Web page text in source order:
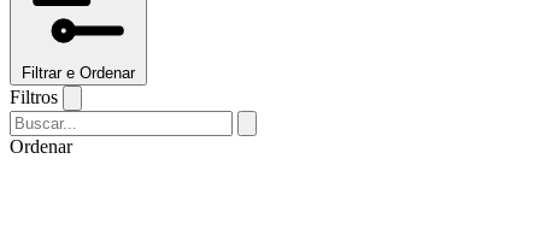
Filtrar e Ordenar
Filtros
Ordenar